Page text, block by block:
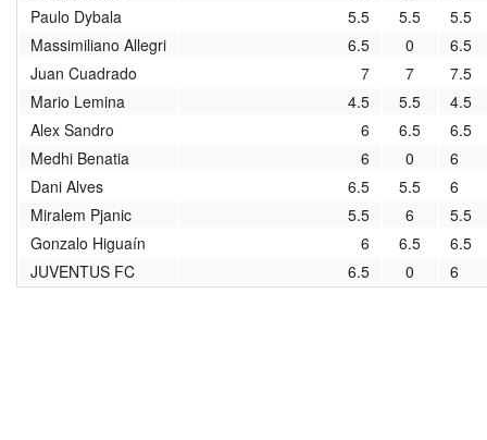
2019/2020
2018/2019
2017/2018
2015/2016
2014/2015
Paulo Dybala
5.5 5.5
5.5
Massimiliano Allegri
6.5 0
6.5
Juan Cuadrado
7 7
7.5
Mario Lemina
4.5 5.5
4.5
Alex Sandro
6 6.5
6.5
Medhi Benatia
6 0
6
Dani Alves
6.5 5.5
6
Miralem Pjanic
5.5 6
5.5
Gonzalo Higuaín
6 6.5
6.5
JUVENTUS FC
6.5 0 6